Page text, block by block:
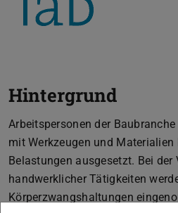
Hintergrund
Arbeitspersonen der
mit Werkzeugen und
Belastungen ausgesetzt. Bei der
handwerklicher Tätigkeiten
Körperzwangshaltungen